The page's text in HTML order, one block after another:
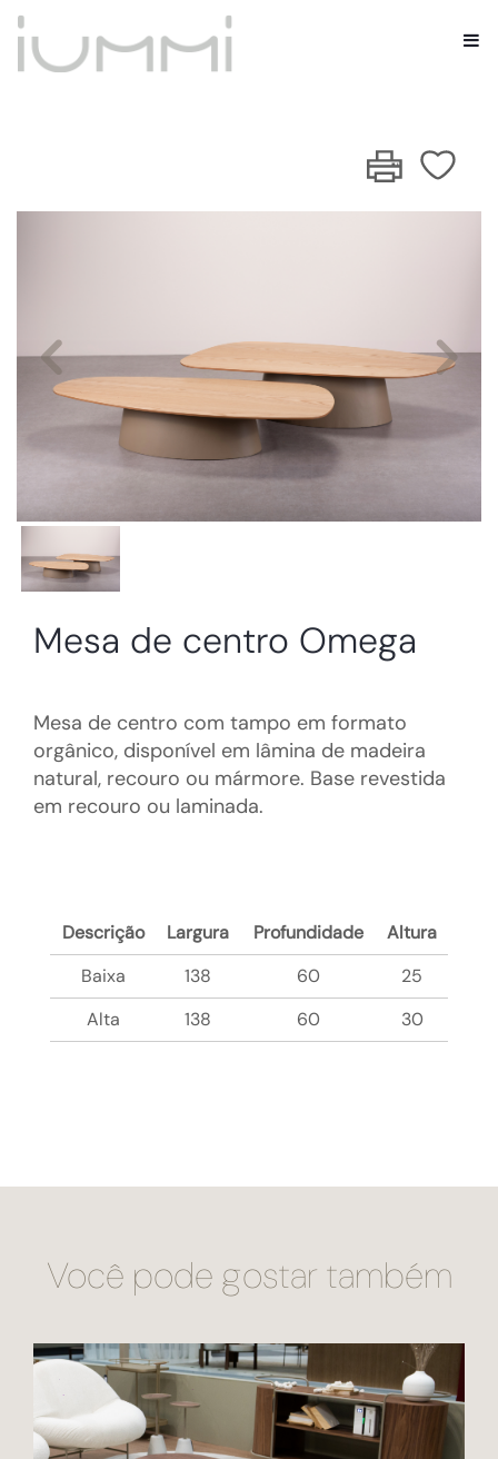
Previous
Mesa de centro Omega
Mesa de centro com tampo em formato
orgânico, disponível em lâmina de madeira
natural, recouro ou mármore. Base revestida
em recouro ou laminada.
Descrição Largura Profundidade
Altura
Baixa
138 60
25
Alta
138 60 30
Você pode gostar também